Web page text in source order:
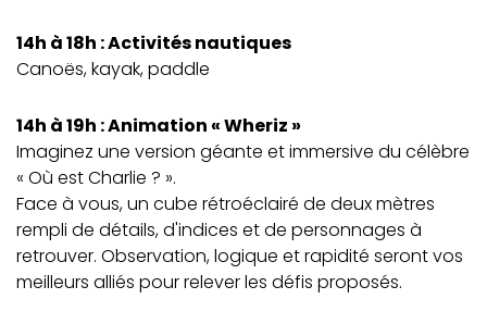
14h à 18h : Activités nautiques
Canoës, kayak, paddle
14h à 19h : Animation « Wheriz »
Imaginez une version géante et immersive du célèbre
« Où est Charlie ? ».
Face à vous, un cube rétroéclairé de deux mètres
rempli de détails, d'indices et de personnages à
retrouver. Observation, logique et rapidité seront vos
meilleurs alliés pour relever les défis proposés.